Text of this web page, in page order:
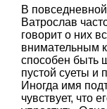
В
Ватрослав
говорит о них
внимательным
способен быть
пустой суеты и
Иногда имя
чувствует, что